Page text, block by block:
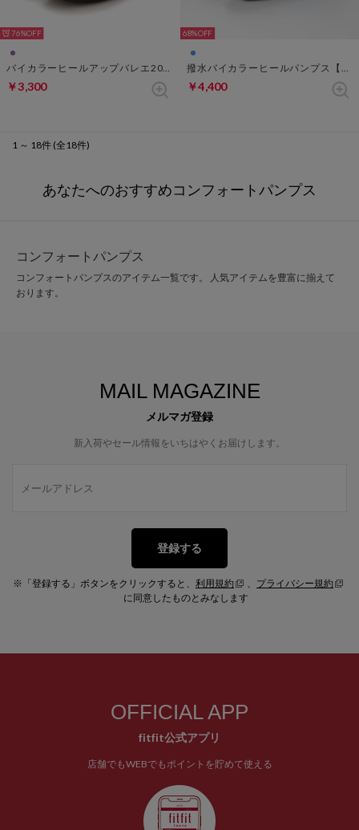
76%
バイカラーヒールアップバレエ2021【返品不可商品】 （パープル）
￥3,300
68%
撥水バイカラーヒールパンプス【返品不可商品】 （ブルー）
￥4,400
1 ～ 18件 (全18件)
あなたへのおすすめコンフォートパンプス
コンフォートパンプス
コンフォートパンプスのアイテム一覧です。 人気アイテムを豊富に揃えて
おります。
MAIL MAGAZINE
メルマガ登録
新入荷やセール情報をいちはやくお届けします。
登録する
※「登録する」ボタンをクリックすると、 利用規約 、 プライバシー規約
に同意したものとみなします
OFFICIAL APP
fitfit公式アプリ
店舗でもWEBでもポイントを貯めて使える